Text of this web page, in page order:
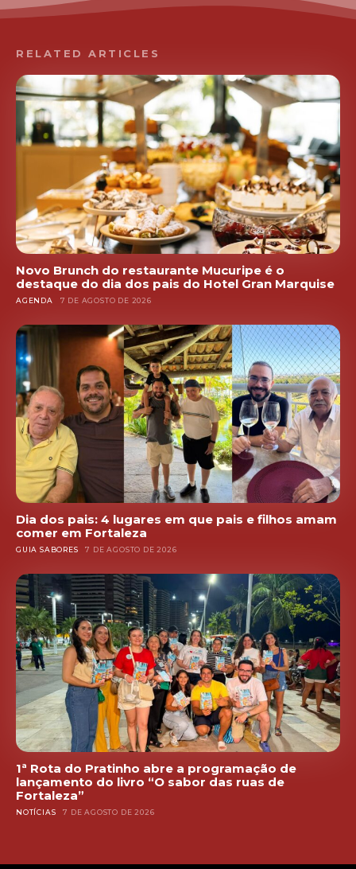
RELATED ARTICLES
Novo Brunch do restaurante Mucuripe é o
destaque do dia dos pais do Hotel Gran Marquise
AGENDA 7 DE AGOSTO DE 2026
Dia dos pais: 4 lugares em que pais e filhos amam
comer em Fortaleza
GUIA SABORES 7 DE AGOSTO DE 2026
1ª Rota do Pratinho abre a programação de
lançamento do livro “O sabor das ruas de
Fortaleza”
NOTÍCIAS 7 DE AGOSTO DE 2026